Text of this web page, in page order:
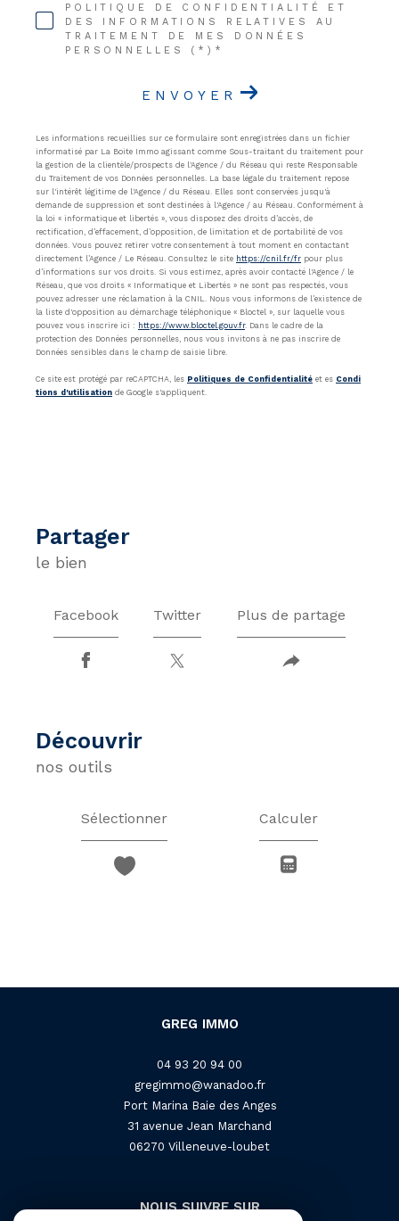
POLITIQUE DE CONFIDENTIALITÉ ET
DES INFORMATIONS RELATIVES AU
TRAITEMENT DE MES DONNÉES
PERSONNELLES (*)*
ENVOYER
Les informations recueillies sur ce formulaire sont enregistrées dans un fichier
informatisé par La Boite Immo agissant comme Sous-traitant du traitement pour
la gestion de la clientèle/prospects de l'Agence / du Réseau qui reste Responsable
du Traitement de vos Données personnelles. La base légale du traitement repose
sur l'intérêt légitime de l'Agence / du Réseau. Elles sont conservées jusqu'à
demande de suppression et sont destinées à l'Agence / au Réseau. Conformément à
la loi « informatique et libertés », vous disposez des droits d’accès, de
rectification, d’effacement, d’opposition, de limitation et de portabilité de vos
données. Vous pouvez retirer votre consentement à tout moment en contactant
directement l’Agence / Le Réseau. Consultez le site https://cnil.fr/fr pour plus
d’informations sur vos droits. Si vous estimez, après avoir contacté l'Agence / le
Réseau, que vos droits « Informatique et Libertés » ne sont pas respectés, vous
pouvez adresser une réclamation à la CNIL. Nous vous informons de l’existence de
la liste d'opposition au démarchage téléphonique « Bloctel », sur laquelle vous
pouvez vous inscrire ici : https://www.bloctel.gouv.fr. Dans le cadre de la
protection des Données personnelles, nous vous invitons à ne pas inscrire de
Données sensibles dans le champ de saisie libre.
Ce site est protégé par reCAPTCHA, les Politiques de Confidentialité et es Condi
tions d'utilisation de Google s'appliquent.
partager
le bien
Facebook Twitter Plus de partage
découvrir
nos outils
Sélectionner Calculer
GREG IMMO
04 93 20 94 00
gregimmo@wanadoo.fr
Port Marina Baie des Anges
31 avenue Jean Marchand
06270
villeneuve-loubet
NOUS SUIVRE SUR